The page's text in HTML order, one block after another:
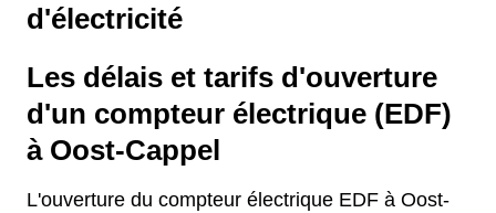
d'électricité
Les délais et tarifs d'ouverture
d'un compteur électrique (EDF)
à Oost-Cappel
L'ouverture du compteur électrique EDF à Oost-